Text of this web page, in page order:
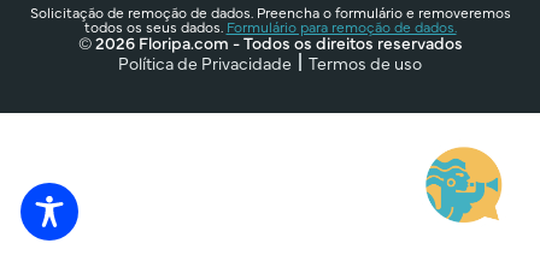
Solicitação de remoção de dados. Preencha o formulário e removeremos
todos os seus dados. Formulário para remoção de dados.
© 2026 Floripa.com - Todos os direitos reservados
Política de Privacidade
Termos de uso